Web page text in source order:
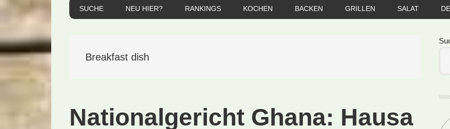
SUCHE NEU HIER? RANKINGS KOCHEN BACKEN GRILLEN SALAT
Breakfast dish
Nationalgericht Ghana: Hausa